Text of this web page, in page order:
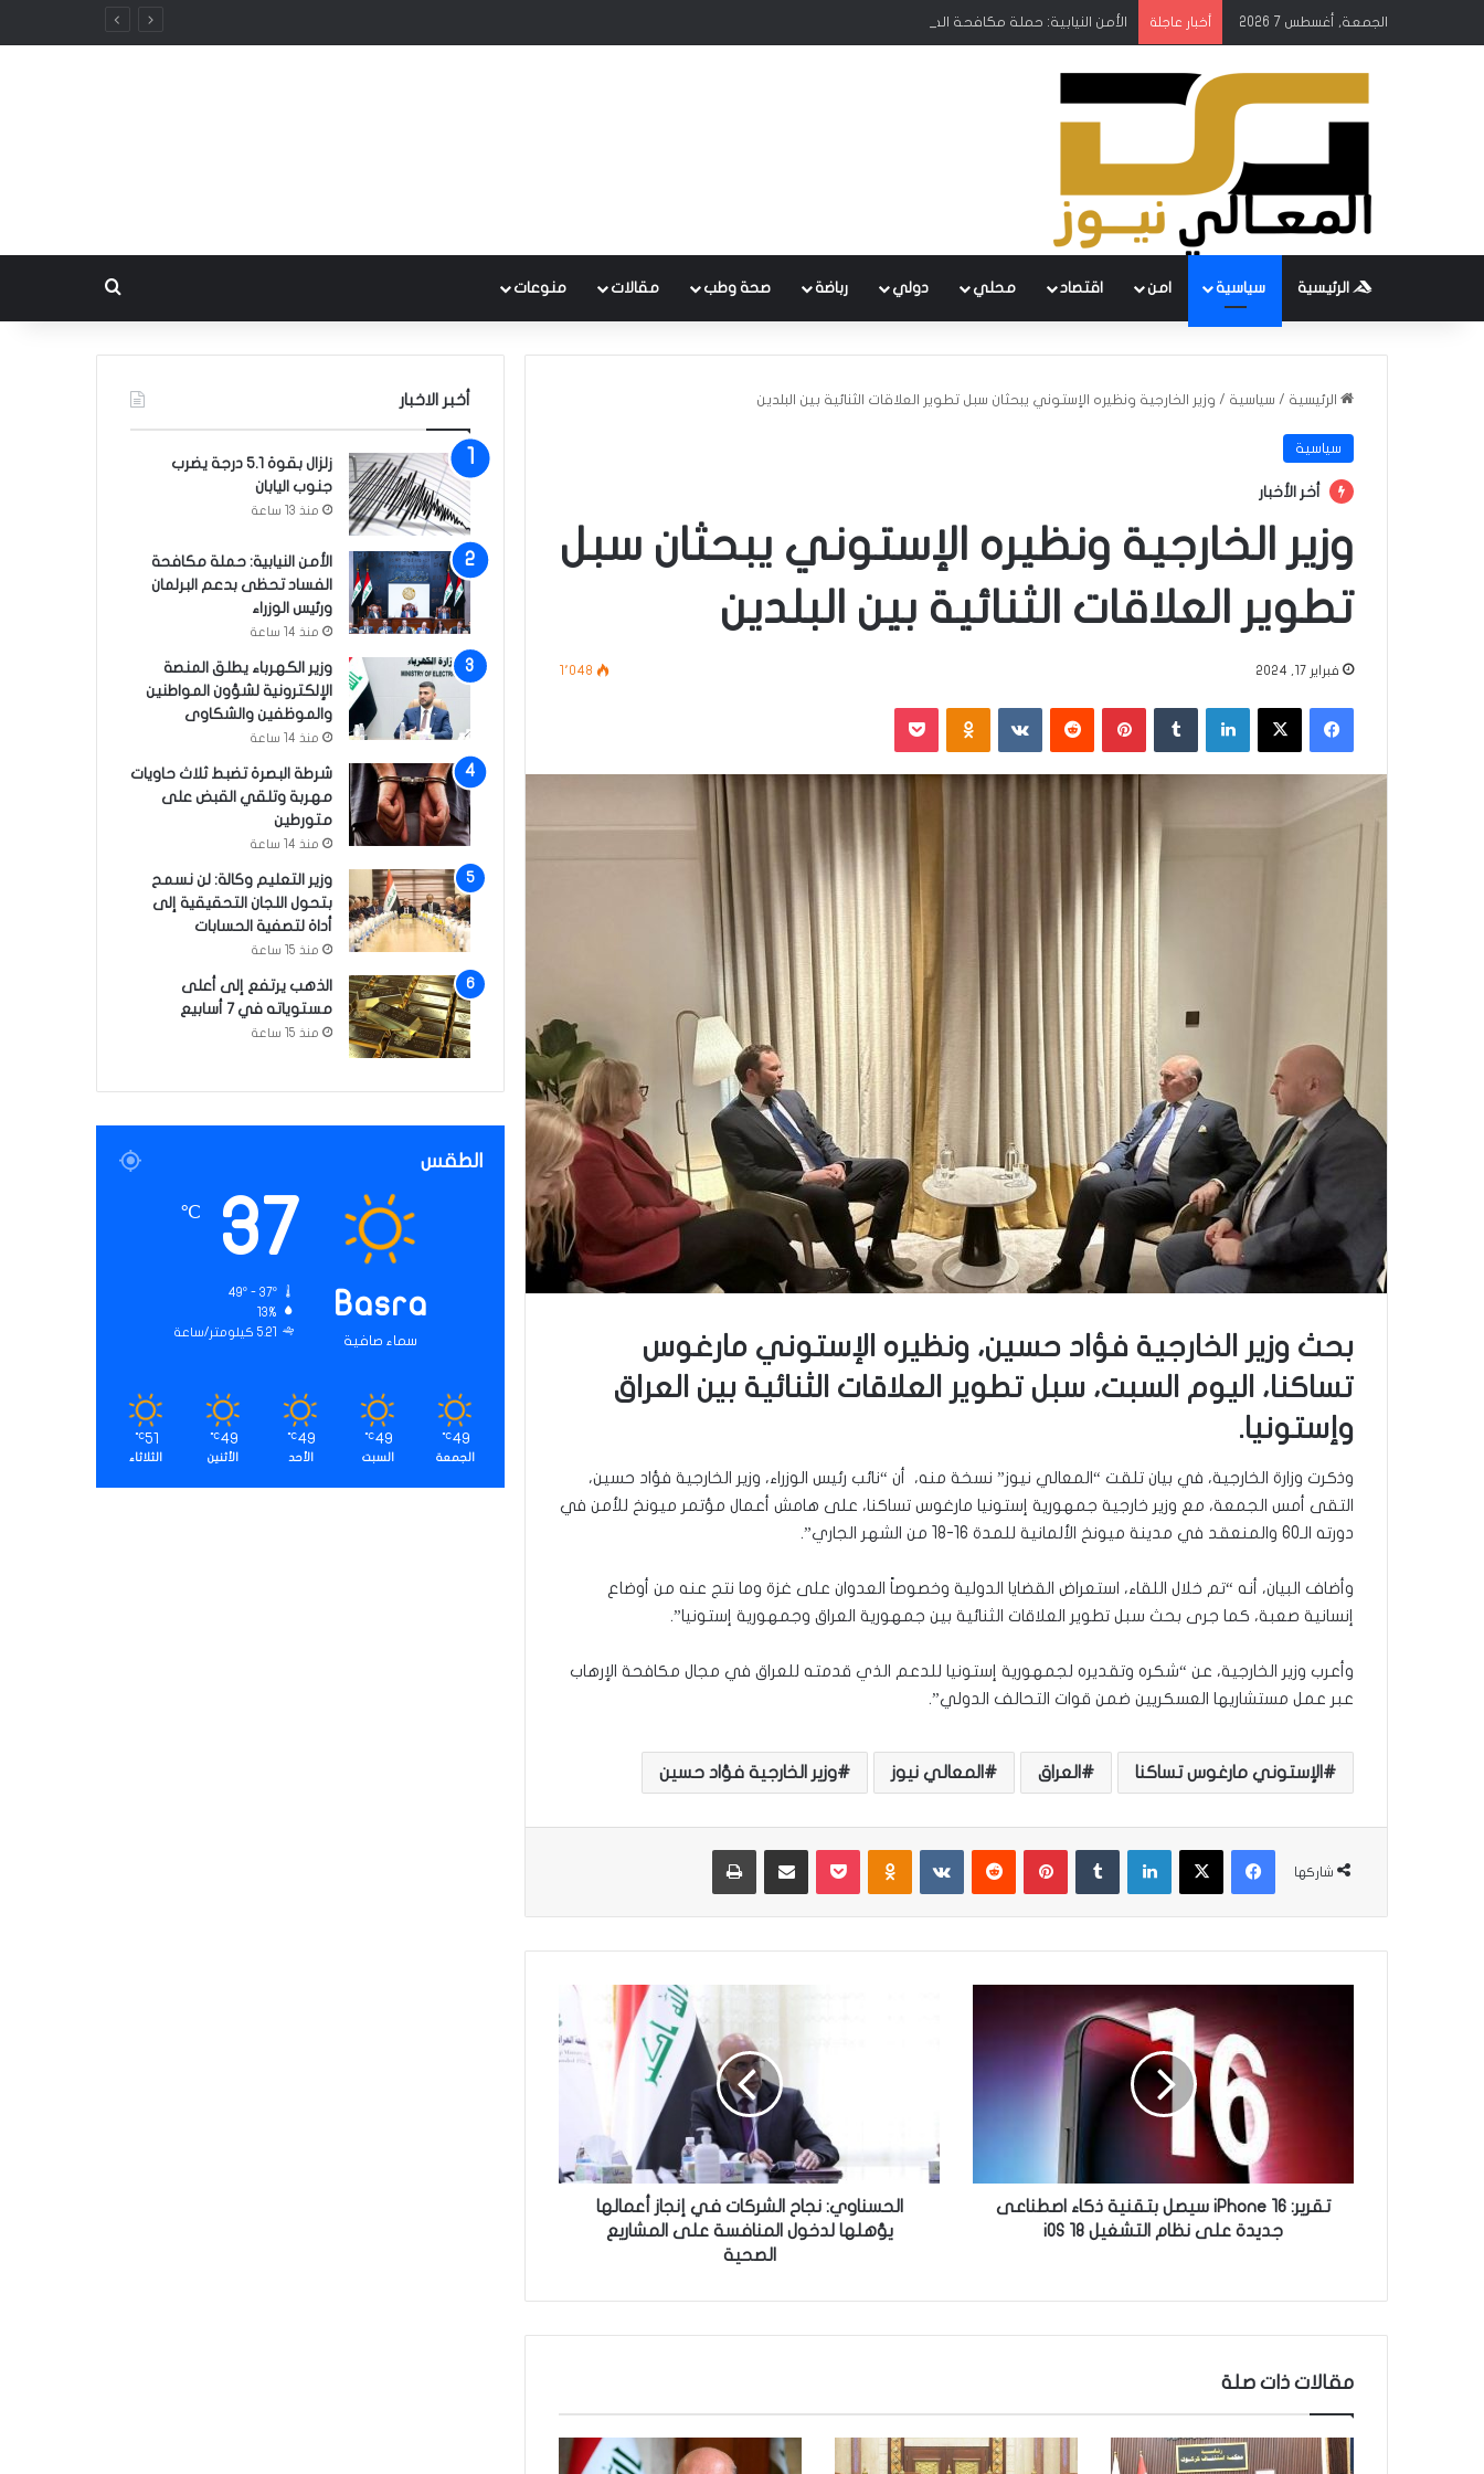
الجمعة, أغسطس 7 2026 أخبار عاجلة الأمن النيابية: حملة مكافحة الفساد تحظى بدعم البرلمان ورئيس الوزراء
الرئيسية سياسية امن اقتصاد محلي دولي رباضة صحة وطب مقالات منوعات
الرئيسية / سياسية / وزير الخارجية ونظيره الإستوني يبحثان سبل تطوير العلاقات الثنائية بين البلدين
سياسية
أخر الأخبار
وزير الخارجية ونظيره الإستوني يبحثان سبل
تطوير العلاقات الثنائية بين البلدين
فبراير 17, 2024 1٬048
فيسبوك ‫X لينكدإن بينتيريست ‏VKontakte
بحث وزير الخارجية فؤاد حسين، ونظيره الإستوني مارغوس
تساكنا، اليوم السبت، سبل تطوير العلاقات الثنائية بين العراق
وإستونيا.
وذكرت وزارة الخارجية، في بيان تلقت “المعالي نيوز” نسخة منه، أن “نائب رئيس الوزراء، وزير الخارجية فؤاد حسين،
التقى أمس الجمعة، مع وزير خارجية جمهورية إستونيا مارغوس تساكنا، على هامش أعمال مؤتمر ميونخ للأمن في
دورته الـ60 والمنعقد في مدينة ميونخ الألمانية للمدة 16-18 من الشهر الجاري”.
وأضاف البيان، أنه “تم خلال اللقاء، استعراض القضايا الدولية وخصوصاً العدوان على غزة وما نتج عنه من أوضاع
إنسانية صعبة، كما جرى بحث سبل تطوير العلاقات الثنائية بين جمهورية العراق وجمهورية إستونيا”.
وأعرب وزير الخارجية، عن “شكره وتقديره لجمهورية إستونيا للدعم الذي قدمته للعراق في مجال مكافحة الإرهاب
عبر عمل مستشاريها العسكريين ضمن قوات التحالف الدولي”.
الإستوني مارغوس تساكنا العراق المعالي نيوز وزير الخارجية فؤاد حسين
شاركها
فيسبوك ‫X لينكدإن بينتيريست ‏VKontakte
h
ل
ب
ت
ق
تقرير: iPhone 16 سيصل بتقنية ذكاء اصطناعى
جديدة على نظام التشغيل iOS 18
ي
:
ا
ت
ف
الحسناوي: نجاح الشركات في إنجاز أعمالها
يؤهلها لدخول المنافسة على المشاريع
الصحية
مقالات ذات صلة
أخبر الاخبار
زلزال بقوة 5.1 درجة يضرب
جنوب اليابان
منذ 13 ساعة
الأمن النيابية: حملة مكافحة
الفساد تحظى بدعم البرلمان
ورئيس الوزراء
منذ 14 ساعة
وزير الكهرباء يطلق المنصة
الإلكترونية لشؤون المواطنين
والموظفين والشكاوى
منذ 14 ساعة
شرطة البصرة تضبط ثلاث حاويات
مهربة وتلقي القبض على
متورطين
منذ 14 ساعة
وزير التعليم وكالة: لن نسمح
بتحول اللجان التحقيقية إلى
أداة لتصفية الحسابات
منذ 15 ساعة
الذهب يرتفع إلى أعلى
مستوياته في 7 أسابيع
منذ 15 ساعة
الطقس
Basra
سماء صافية
37
℃
49º - 37º
13%
5.21 كيلومتر/ساعة
49
℃
الجمعة
49
℃
السبت
49
℃
الأحد
49
℃
الأثنين
51
℃
الثلاثاء